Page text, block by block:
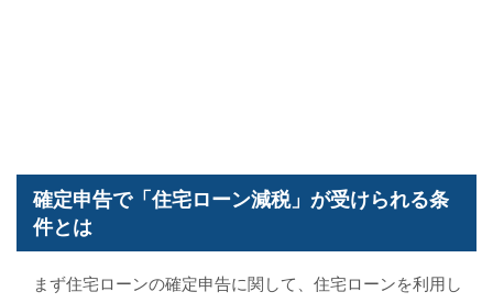
確定申告で「住宅ローン減税」が受けられる条
件とは
まず住宅ローンの確定申告に関して、住宅ローンを利用し